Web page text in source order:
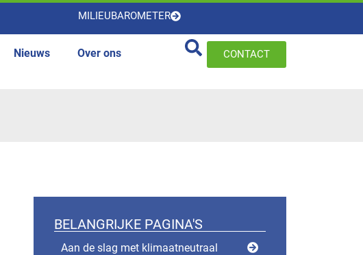
MILIEUBAROMETER
Nieuws Over ons CONTACT
BELANGRIJKE PAGINA'S
Aan de slag met klimaatneutraal